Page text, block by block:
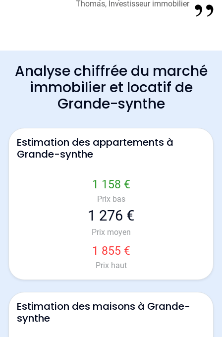
Thomas, Investisseur immobilier
Analyse chiffrée du marché
immobilier et locatif de
Grande-synthe
Estimation des appartements à
Grande-synthe
1 158 €
Prix bas
1 276 €
Prix moyen
1 855 €
Prix haut
Estimation des maisons à Grande-
synthe